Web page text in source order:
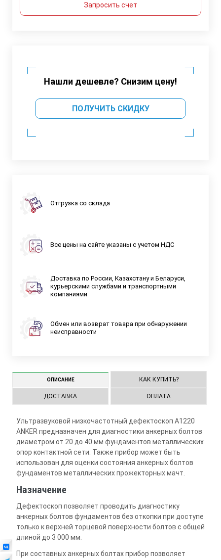
Запросить счет
Нашли дешевле? Снизим цену!
ПОЛУЧИТЬ СКИДКУ
Отгрузка со склада
Все цены на сайте указаны с учетом НДС
Доставка по России, Казахстану и Беларуси,
курьерскими службами и транспортными
компаниями
Обмен или возврат товара при обнаружении
неисправности
ОПИСАНИЕ КАК КУПИТЬ?
ДОСТАВКА ОПЛАТА
Ультразвуковой низкочастотный дефектоскоп А1220
ANKER предназначен для диагностики анкерных болтов
диаметром от 20 до 40 мм фундаментов металлических
опор контактной сети. Также прибор может быть
использован для оценки состояния анкерных болтов
фундаментов металлических прожекторных мачт.
Назначение
Дефектоскоп позволяет проводить диагностику
анкерных болтов фундаментов без откопки при доступе
только к верхней торцевой поверхности болтов с общей
длиной до 3 000 мм.
При составных анкерных болтах прибор позволяет